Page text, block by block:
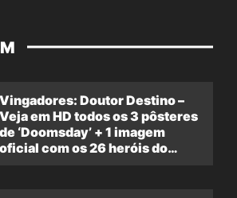
Vingadores: Doutor Destino –
Veja em HD todos os 3 pôsteres
de ‘Doomsday’ + 1 imagem
oficial com os 26 heróis do